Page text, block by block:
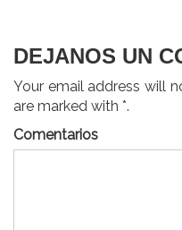
DEJANOS UN
Your email address will
are marked with *.
Comentarios